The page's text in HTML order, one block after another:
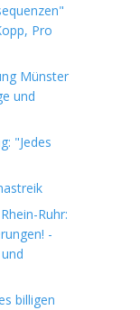
Pro
Münster
und
"Jedes
Ruhr:
-
billigen